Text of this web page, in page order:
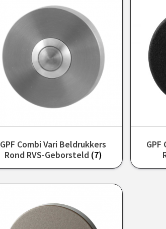
GPF Combi Vari Beldrukkers
Rond RVS-Geborsteld (7)